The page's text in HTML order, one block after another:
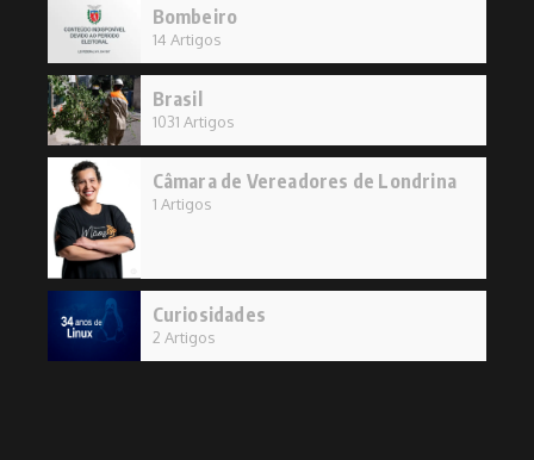
Bombeiro
14 Artigos
Brasil
1031 Artigos
Câmara de Vereadores de Londrina
1 Artigos
Curiosidades
2 Artigos